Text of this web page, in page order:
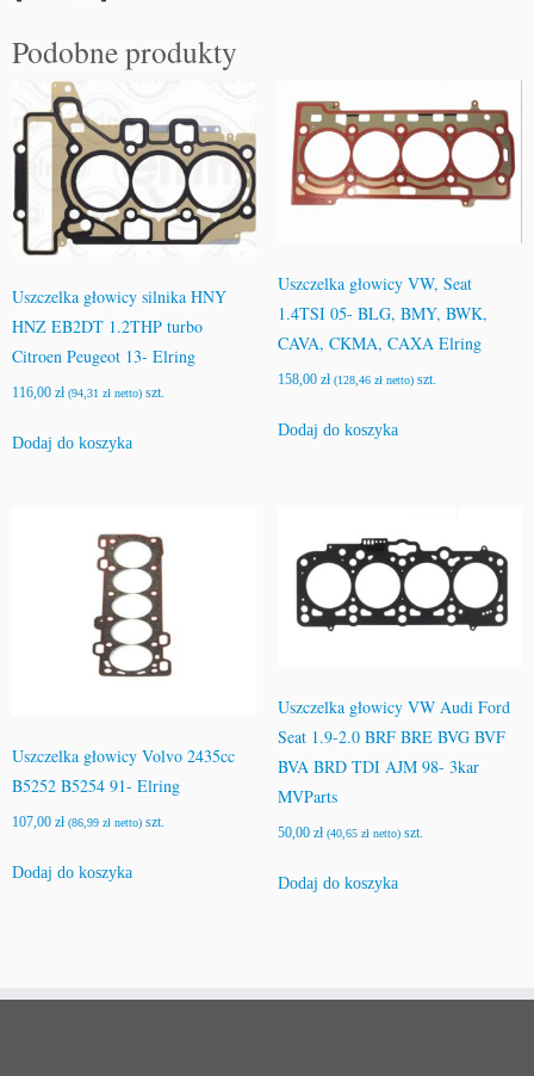
y
m
m
A
s
a
Podobne produkty
Uszczelka głowicy silnika HNY
HNZ EB2DT 1.2THP turbo
Citroen Peugeot 13- Elring
116,00 zł (94,31 zł netto) szt.
Dodaj do koszyka
Uszczelka głowicy VW, Seat
1.4TSI 05- BLG, BMY, BWK,
CAVA, CKMA, CAXA Elring
158,00 zł (128,46 złnetto)szt.
Dodaj do koszyka
Uszczelka głowicy Volvo 2435cc
B5252 B5254 91- Elring
107,00 zł (86,99 zł netto) szt.
Dodaj do koszyka
Uszczelka głowicy VW Audi Ford
Seat 1.9-2.0 BRF BRE BVG BVF
BVA BRD TDI AJM 98- 3kar
MVParts
50,00 zł (40,65 złnetto)szt.
Dodaj do koszyka